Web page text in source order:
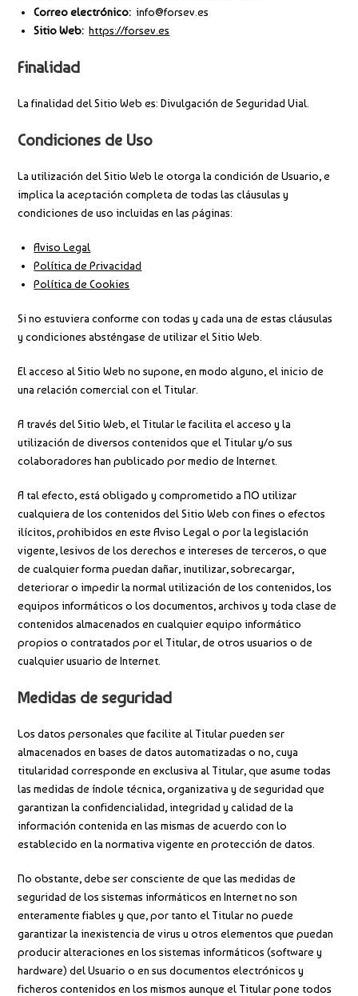
Correo electrónico: info@forsev.es
Sitio Web: https://forsev.es
Finalidad
La finalidad del Sitio Web es: Divulgación de Seguridad Vial.
Condiciones de Uso
La utilización del Sitio Web le otorga la condición de Usuario, e
implica la aceptación completa de todas las cláusulas y
condiciones de uso incluidas en las páginas:
Aviso Legal
Política de Privacidad
Política de Cookies
Si no estuviera conforme con todas y cada una de estas cláusulas
y condiciones absténgase de utilizar el Sitio Web.
El acceso al Sitio Web no supone, en modo alguno, el inicio de
una relación comercial con el Titular.
A través del Sitio Web, el Titular le facilita el acceso y la
utilización de diversos contenidos que el Titular y/o sus
colaboradores han publicado por medio de Internet.
A tal efecto, está obligado y comprometido a NO utilizar
cualquiera de los contenidos del Sitio Web con fines o efectos
ilícitos, prohibidos en este Aviso Legal o por la legislación
vigente, lesivos de los derechos e intereses de terceros, o que
de cualquier forma puedan dañar, inutilizar, sobrecargar,
deteriorar o impedir la normal utilización de los contenidos, los
equipos informáticos o los documentos, archivos y toda clase de
contenidos almacenados en cualquier equipo informático
propios o contratados por el Titular, de otros usuarios o de
cualquier usuario de Internet.
Medidas de seguridad
Los datos personales que facilite al Titular pueden ser
almacenados en bases de datos automatizadas o no, cuya
titularidad corresponde en exclusiva al Titular, que asume todas
las medidas de índole técnica, organizativa y de seguridad que
garantizan la confidencialidad, integridad y calidad de la
información contenida en las mismas de acuerdo con lo
establecido en la normativa vigente en protección de datos.
No obstante, debe ser consciente de que las medidas de
seguridad de los sistemas informáticos en Internet no son
enteramente fiables y que, por tanto el Titular no puede
garantizar la inexistencia de virus u otros elementos que puedan
producir alteraciones en los sistemas informáticos (software y
hardware) del Usuario o en sus documentos electrónicos y
ficheros contenidos en los mismos aunque el Titular pone todos